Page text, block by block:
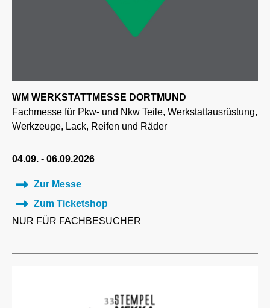
WM WERKSTATTMESSE DORTMUND
Fachmesse für Pkw- und Nkw Teile, Werkstattausrüstung,
Werkzeuge, Lack, Reifen und Räder
04.09. - 06.09.2026
Zur Messe
Zum Ticketshop
NUR FÜR FACHBESUCHER